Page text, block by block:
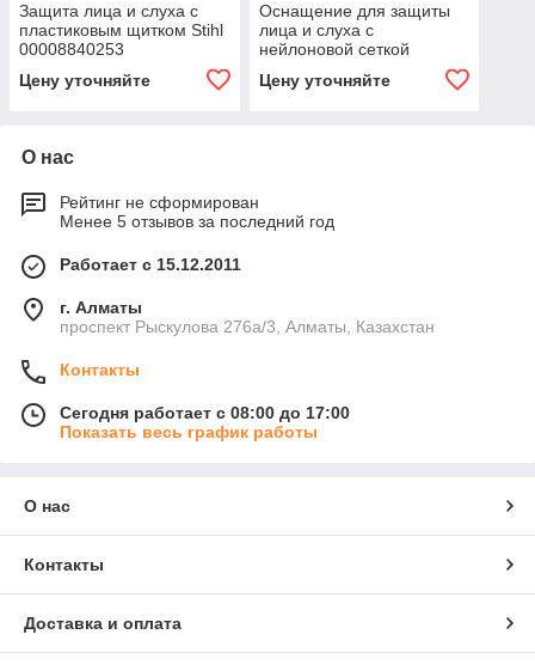
Защита лица и слуха с
пластиковым щитком Stihl
00008840253
Цену уточняйте
Оснащение для защиты
лица и слуха с
нейлоновой сеткой
FUNCTION 00008840251
Цену уточняйте
О нас
Рейтинг не сформирован
Менее 5 отзывов за последний год
Работает с 15.12.2011
г. Алматы
проспект Рыскулова 276а/3, Алматы, Казахстан
Контакты
Сегодня работает с 08:00 до 17:00
Показать весь график работы
О нас
Контакты
Доставка и оплата